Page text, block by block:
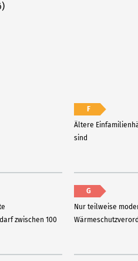
zwischen 100
F
Ältere
sind
G
Nur teilweise